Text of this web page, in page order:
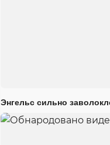
Энгельс сильно